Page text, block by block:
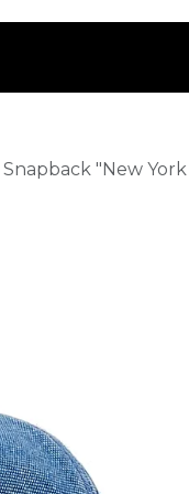
Snapback "New